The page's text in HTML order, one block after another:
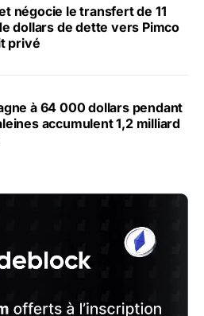
négocie le transfert de 11
dollars de dette vers Pimco
privé
à 64 000 dollars pendant
accumulent 1,2 milliard